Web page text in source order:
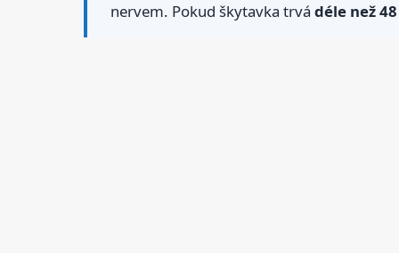
nervem. Pokud škytavka trvádéle než